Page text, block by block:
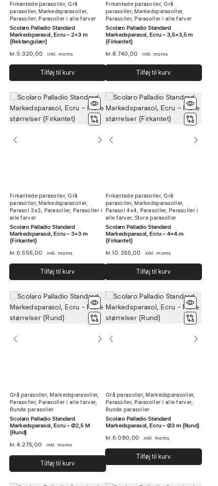
Firkantede parasoller, Grå
parasoller, Markedsparasoller,
Parasoller, Parasoller i alle farver
Scolaro Palladio Standard
Markedsparasol, Ecru – 2×3 m
(Rektangulær)
kr.5.320,00 inkl. moms
Tilføj til kurv
Firkantede parasoller, Grå
parasoller, Markedsparasoller,
Parasoller, Parasoller i alle farver
Scolaro Palladio Standard
Markedsparasol, Ecru – 3,5×3,5 m
(Firkantet)
kr.8.740,00 inkl. moms
Tilføj til kurv
Firkantede parasoller, Grå
parasoller, Markedsparasoller,
Parasol 3x3, Parasoller, Parasoller i
alle farver
Scolaro Palladio Standard
Markedsparasol, Ecru – 3×3 m
(Firkantet)
kr.6.555,00 inkl. moms
Tilføj til kurv
Firkantede parasoller, Grå
parasoller, Markedsparasoller,
Parasol 4x4, Parasoller, Parasoller i
alle farver, Store parasoller
Scolaro Palladio Standard
Markedsparasol, Ecru – 4×4 m
(Firkantet)
kr.10.355,00 inkl. moms
Tilføj til kurv
Grå parasoller, Markedsparasoller,
Parasoller, Parasoller i alle farver,
Runde parasoller
Scolaro Palladio Standard
Markedsparasol, Ecru – Ø2,5 M
(Rund)
kr.4.275,00 inkl. moms
Tilføj til kurv
Grå parasoller, Markedsparasoller,
Parasoller, Parasoller i alle farver,
Runde parasoller
Scolaro Palladio Standard
Markedsparasol, Ecru – Ø3 m (Rund)
kr.6.080,00 inkl. moms
Tilføj til kurv